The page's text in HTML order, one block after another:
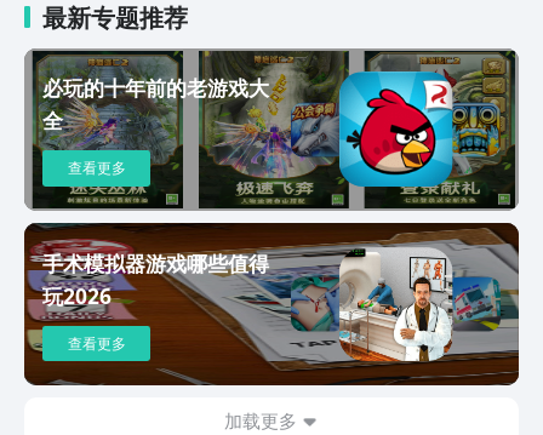
益增强的僵尸大军。 《植物大战僵尸2》的游戏特色令人
着迷。首先，游戏中有多个新的植物和僵尸角色，每个都
有独特的能力和特点，让游戏变得更加有趣和挑战。除了
经典的塔防关卡外，游戏还引入了新的模式，例如“时间
之旅”模式，让你穿越不同的历史时期，与不同类型的僵
尸战斗。 此外，游戏还提供了多样化的关卡设计和挑
战。从城市到沙漠，再到古代墓地，每个关卡都有自己独
特的地形和环境。你需要灵活运用不同的植物策略，以迎
接不同关卡中的挑战。此外，游戏还有各种难度模式可供
选择，从初级到专家等级，让你根据自己的能力选择适合
的挑战。 游戏的画面和音效也非常精美。清晰细腻的画
面，搭配有趣的音效，营造出一个独特的游戏世界。无论
你是新手还是老手，都能轻松上手并享受游戏的乐趣。
总之，《植物大战僵尸2》是一款充满创意和挑战的塔防
游戏，给玩家们带来了无尽的乐趣和刺激。无论你是喜欢
策略游戏还是爱好植物与僵尸题材的玩家，这款游戏都不
最新专题推荐
必玩的十年前的老游戏大
全
查看更多
手术模拟器游戏哪些值得
玩2026
查看更多
加载更多